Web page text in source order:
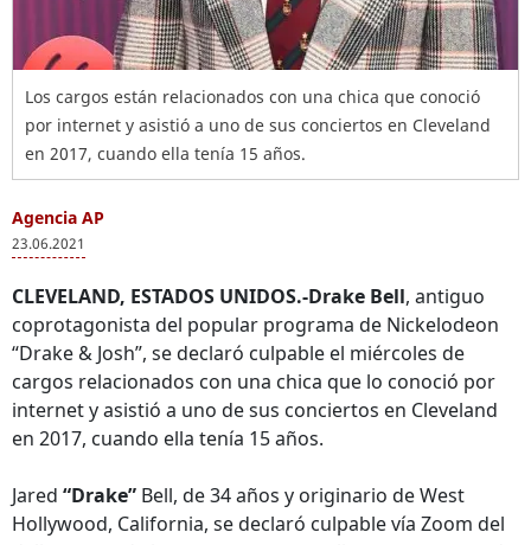
Los cargos están relacionados con una chica que conoció
por internet y asistió a uno de sus conciertos en Cleveland
en 2017, cuando ella tenía 15 años.
Agencia AP
23.06.2021
CLEVELAND, ESTADOS UNIDOS.-Drake Bell, antiguo
coprotagonista del popular programa de Nickelodeon
“Drake & Josh”, se declaró culpable el miércoles de
cargos relacionados con una chica que lo conoció por
internet y asistió a uno de sus conciertos en Cleveland
en 2017, cuando ella tenía 15 años.
Jared “Drake” Bell, de 34 años y originario de West
Hollywood, California, se declaró culpable vía Zoom del